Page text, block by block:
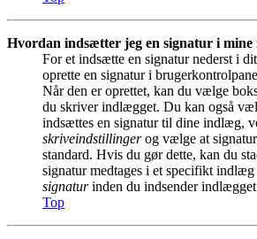
Hvordan indsætter jeg en signatur i
For et indsætte en signatur nederst i
oprette en signatur i
Når den er oprettet, kan du vælge
du skriver indlægget. Du kan også
indsættes en signatur til dine indlæg,
skriveindstillingerog vælge at
standard. Hvis du gør dette, kan du
signatur medtages i et specifikt
signaturinden du indsender
Top